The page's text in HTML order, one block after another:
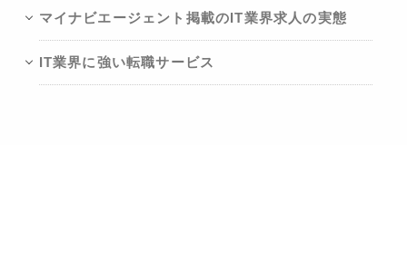
マイナビエージェント掲載のIT業界求人の実態
IT業界に強い転職サービス